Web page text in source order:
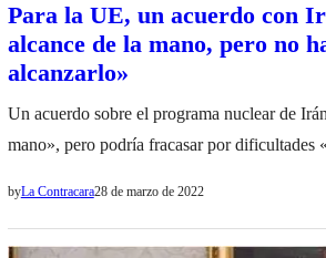
Para la UE, un acuerdo con
alcance de la mano, pero no
alcanzarlo»
Un acuerdo sobre el programa nuclear de
mano», pero podría fracasar por dificultades
byLa Contracara28 de marzo de 2022